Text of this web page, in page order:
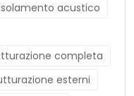
acustico
completa
esterni